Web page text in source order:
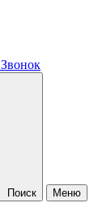
Звонок
Поиск Меню